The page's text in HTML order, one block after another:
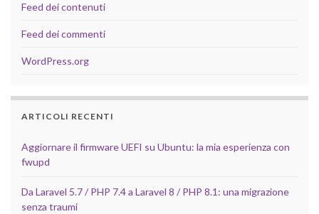
Feed dei contenuti
Feed dei commenti
WordPress.org
ARTICOLI RECENTI
Aggiornare il firmware UEFI su Ubuntu: la mia esperienza con
fwupd
Da Laravel 5.7 / PHP 7.4 a Laravel 8 / PHP 8.1: una migrazione
senza traumi